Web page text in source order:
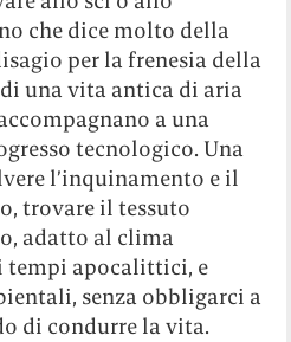
che dice molto della
per la frenesia della
una vita antica di aria
a una
tecnologico. Una
l’inquinamento e il
trovare il tessuto
adatto al clima
tempi apocalittici, e
senza obbligarci a
di condurre la vita.